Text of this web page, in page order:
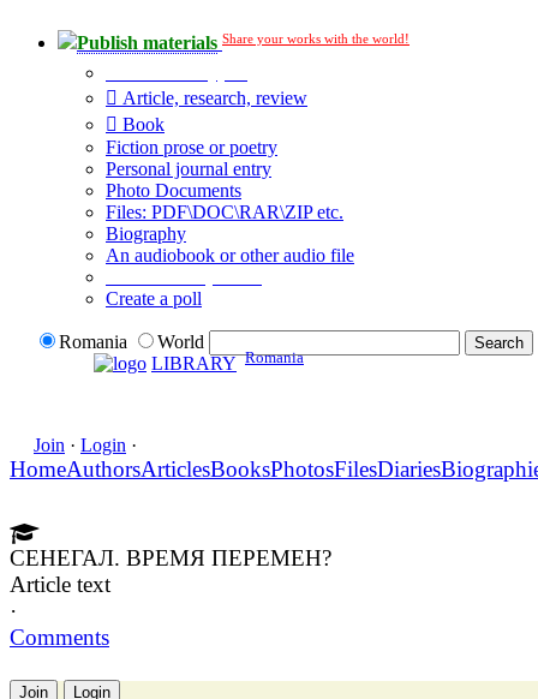
Publish materials Share your works with the world!
Article, research, review
Book
Fiction prose or poetry
Personal journal entry
Photo Documents
Files: PDF\DOC\RAR\ZIP etc.
Biography
An audiobook or other audio file
Create a poll
Romania
World
LIBRARY Romania
Join · Login ·
HomeAuthorsArticlesBooksPhotosFilesDiaries
СЕНЕГАЛ. ВРЕМЯ ПЕРЕМЕН?
Article text
·
Comments
Join Login